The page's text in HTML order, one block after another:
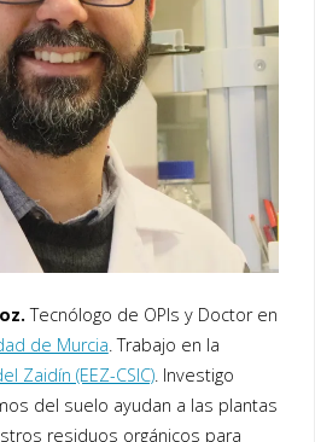
Tecnólogo de OPIs y Doctor en
de Murcia . Trabajo en la
Zaidín (EEZ-CSIC). Investigo
del suelo ayudan a las plantas
residuos orgánicos para